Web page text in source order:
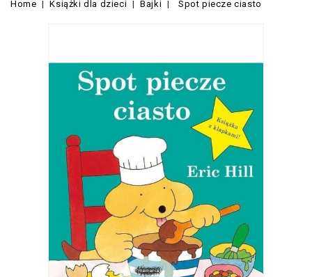
Home Książki dla dzieci Bajki Spot piecze ciasto